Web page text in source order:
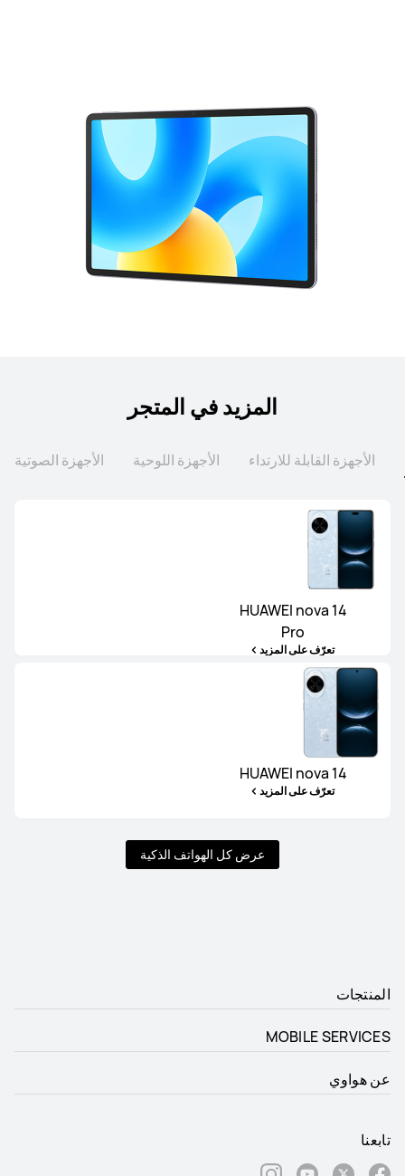
المزيد في المتجر
الأجهزة القابلة للارتداء الأجهزة اللوحية الأجهزة الصوتية
HUAWEI nova 14
Pro
تعرّف على المزيد
HUAWEI nova 14
تعرّف على المزيد
عرض كل الهواتف الذكية
المنتجات
MOBILE SERVICES
عن هواوي
تابعنا